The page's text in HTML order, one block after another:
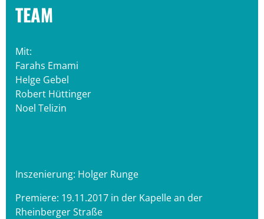
TEAM
Mit:
Farahs Emami
Helge Gebel
Robert Hüttinger
Noel Telizin
Inszenierung: Holger Runge
Premiere: 19.11.2017 in der Kapelle an der
Rheinberger Straße